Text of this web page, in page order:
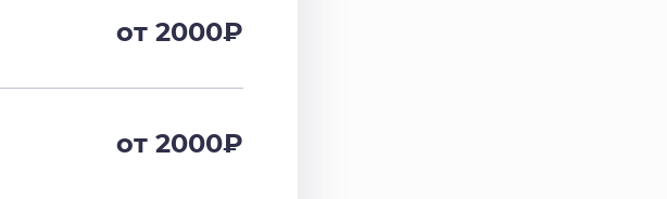
от 2000₽
от 2000₽